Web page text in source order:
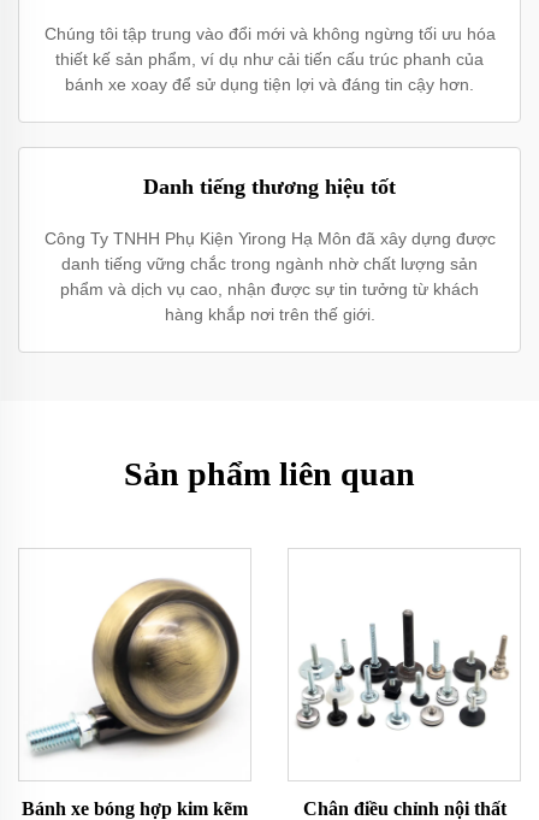
Chúng tôi tập trung vào đổi mới và không ngừng tối ưu hóa
thiết kế sản phẩm, ví dụ như cải tiến cấu trúc phanh của
bánh xe xoay để sử dụng tiện lợi và đáng tin cậy hơn.
Danh tiếng thương hiệu tốt
Công Ty TNHH Phụ Kiện Yirong Hạ Môn đã xây dựng được
danh tiếng vững chắc trong ngành nhờ chất lượng sản
phẩm và dịch vụ cao, nhận được sự tin tưởng từ khách
hàng khắp nơi trên thế giới.
Sản phẩm liên quan
Bánh xe bóng hợp kim kẽm
Chân điều chỉnh nội thất